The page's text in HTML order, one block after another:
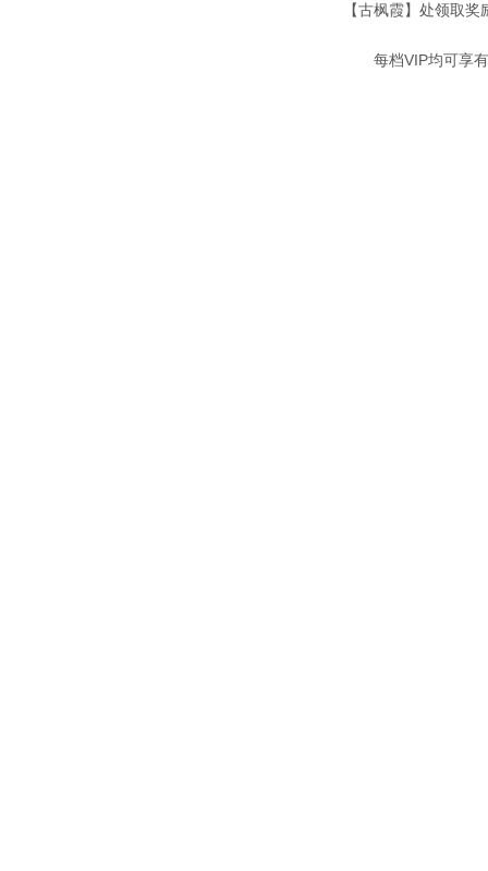
【古枫霞】处领取奖
每档VIP均可享